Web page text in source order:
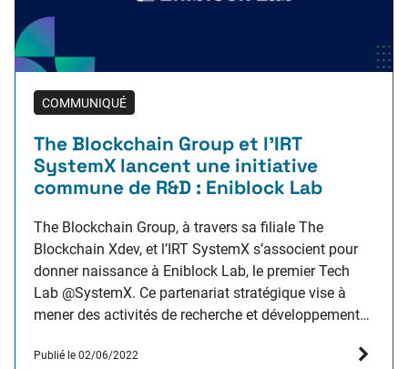
COMMUNIQUÉ
The Blockchain Group et l’IRT
SystemX lancent une initiative
commune de R&D : Eniblock Lab
The Blockchain Group, à travers sa filiale The
Blockchain Xdev, et l’IRT SystemX s’associent pour
donner naissance à Eniblock Lab, le premier Tech
Lab @SystemX. Ce partenariat stratégique vise à
mener des activités de recherche et développement
innovantes. The Blockchain Xdev et SystemX ont
Publié le 02/06/2022